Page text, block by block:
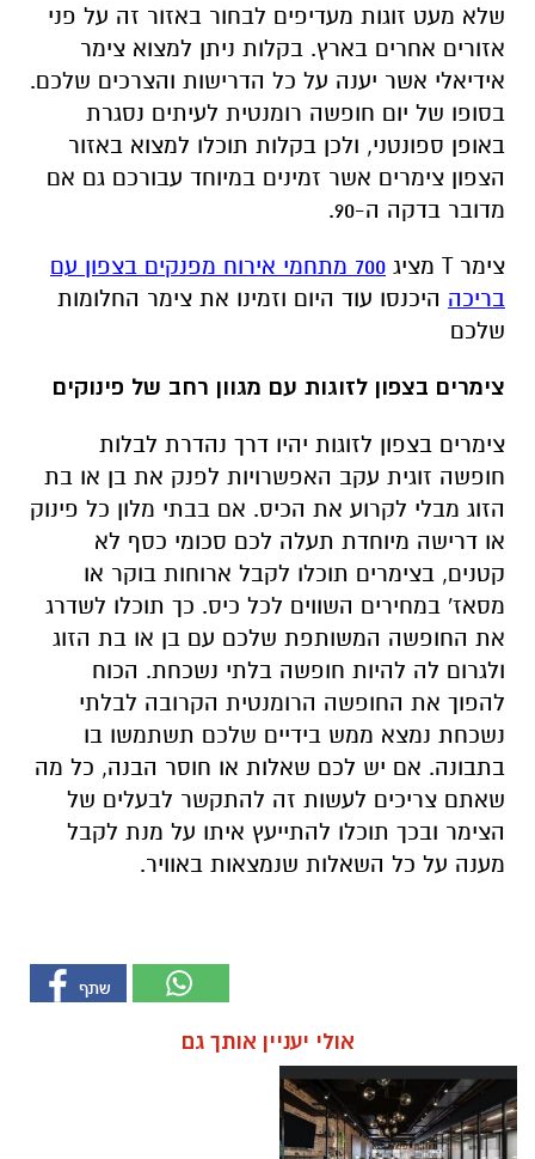
שלא מעט זוגות מעדיפים לבחור באזור זה על פני
אזורים אחרים בארץ. בקלות ניתן למצוא צימר
אידיאלי אשר יענה על כל הדרישות והצרכים שלכם.
בסופו של יום חופשה רומנטית לעיתים נסגרת
באופן ספונטני, ולכן בקלות תוכלו למצוא באזור
הצפון צימרים אשר זמינים במיוחד עבורכם גם אם
מדובר בדקה ה-90.
צימר T מציג
700 מתחמי אירוח מפנקים בצפון עם
בריכה היכנסו עוד היום וזמינו את צימר החלומות
שלכם
צימרים בצפון לזוגות עם מגוון רחב של פינוקים
צימרים בצפון לזוגות יהיו דרך נהדרת לבלות
חופשה זוגית עקב האפשרויות לפנק את בן או בת
הזוג מבלי לקרוע את הכיס. אם בבתי מלון כל פינוק
או דרישה מיוחדת תעלה לכם סכומי כסף לא
קטנים, בצימרים תוכלו לקבל ארוחות בוקר או
מסאז' במחירים השווים לכל כיס. כך תוכלו לשדרג
את החופשה המשותפת שלכם עם בן או בת הזוג
ולגרום לה להיות חופשה בלתי נשכחת. הכוח
להפוך את החופשה הרומנטית הקרובה לבלתי
נשכחת נמצא ממש בידיים שלכם תשתמשו בו
בתבונה. אם יש לכם שאלות או חוסר הבנה, כל מה
שאתם צריכים לעשות זה להתקשר לבעלים של
הצימר ובכך תוכלו להתייעץ איתו על מנת לקבל
מענה על כל השאלות שנמצאות באוויר.
אולי יעניין אותך גם